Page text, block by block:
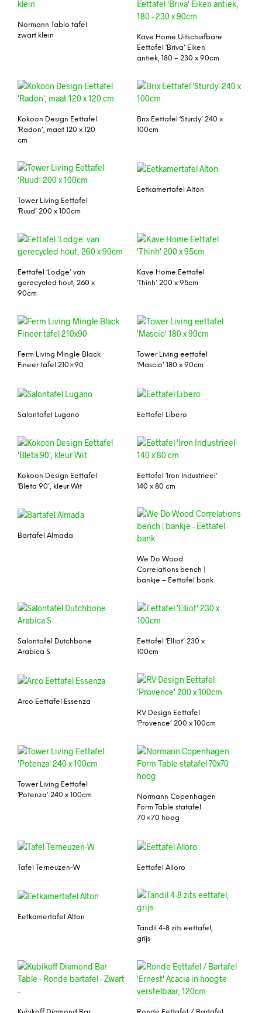
Normann Tablo tafel
zwart klein
Kave Home Uitschuifbare
Eettafel ‘Briva’ Eiken
antiek, 180 – 230 x 90cm
Kokoon Design Eettafel
‘Radon’, maat 120 x 120
cm
Brix Eettafel ‘Sturdy’ 240 x
100cm
Tower Living Eettafel
‘Ruud’ 200 x 100cm
Eetkamertafel Alton
Eettafel ‘Lodge’ van
gerecycled hout, 260 x
90cm
Kave Home Eettafel
‘Thinh’ 200 x 95cm
Ferm Living Mingle Black
Fineer tafel 210×90
Tower Living eettafel
‘Mascio’ 180 x 90cm
Salontafel Lugano Eettafel Libero
Kokoon Design Eettafel
‘Bleta 90’, kleur Wit
Eettafel ‘Iron Industrieel’
140 x 80 cm
Bartafel Almada
We Do Wood
Correlations bench |
bankje – Eettafel bank
Salontafel Dutchbone
Arabica S
Eettafel ‘Elliot’ 230 x
100cm
Arco Eettafel Essenza
RV Design Eettafel
‘Provence’ 200 x 100cm
Tower Living Eettafel
‘Potenza’ 240 x 100cm
Normann Copenhagen
Form Table statafel
70×70 hoog
Tafel Terneuzen-W Eettafel Alloro
Eetkamertafel Alton
Tandil 4-8 zits eettafel,
grijs